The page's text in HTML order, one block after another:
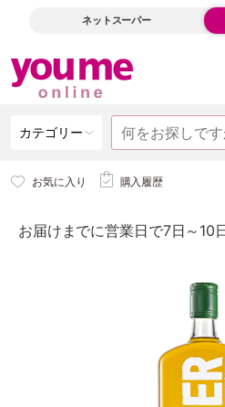
ネットスーパー
カテゴリー
お気に入り 購入履歴
お届けまでに営業日で7日～10